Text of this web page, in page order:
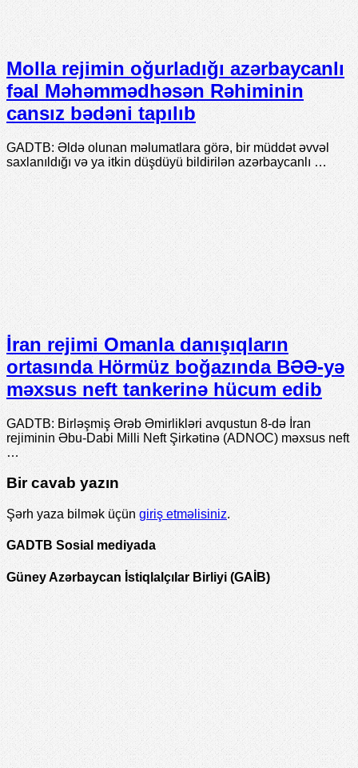
Molla rejimin oğurladığı azərbaycanlı
fəal Məhəmmədhəsən Rəhiminin
cansız bədəni tapılıb
GADTB: Əldə olunan məlumatlara görə, bir müddət əvvəl
saxlanıldığı və ya itkin düşdüyü bildirilən azərbaycanlı …
İran rejimi Omanla danışıqların
ortasında Hörmüz boğazında BƏƏ-yə
məxsus neft tankerinə hücum edib
GADTB: Birləşmiş Ərəb Əmirlikləri avqustun 8-də İran
rejiminin Əbu-Dabi Milli Neft Şirkətinə (ADNOC) məxsus neft
…
Bir cavab yazın
Şərh yaza bilmək üçün giriş etməlisiniz.
GADTB Sosial mediyada
Güney Azərbaycan İstiqlalçılar Birliyi (GAİB)